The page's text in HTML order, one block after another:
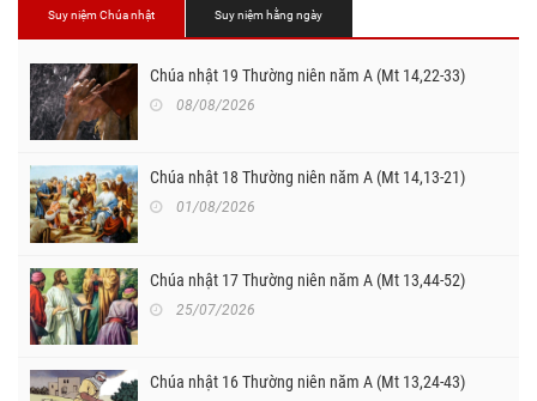
Suy niệm Chúa nhật Suy niệm hằng ngày
Chúa nhật 19 Thường niên năm A (Mt 14,22-33)
08/08/2026
Chúa nhật 18 Thường niên năm A (Mt 14,13-21)
01/08/2026
Chúa nhật 17 Thường niên năm A (Mt 13,44-52)
25/07/2026
Chúa nhật 16 Thường niên năm A (Mt 13,24-43)